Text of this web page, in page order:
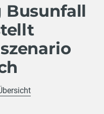
Busunfall